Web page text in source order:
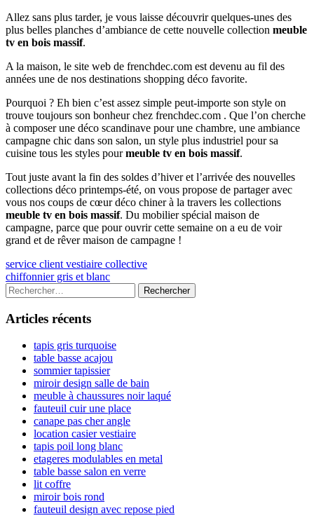
Allez sans plus tarder, je vous laisse découvrir quelques-unes des
plus belles planches d’ambiance de cette nouvelle collection meuble
tv en bois massif.
A la maison, le site web de frenchdec.com est devenu au fil des
années une de nos destinations shopping déco favorite.
Pourquoi ? Eh bien c’est assez simple peut-importe son style on
trouve toujours son bonheur chez frenchdec.com . Que l’on cherche
à composer une déco scandinave pour une chambre, une ambiance
campagne chic dans son salon, un style plus industriel pour sa
cuisine tous les styles pourmeuble tv en bois massif.
Tout juste avant la fin des soldes d’hiver et l’arrivée des nouvelles
collections déco printemps-été, on vous propose de partager avec
vous nos coups de cœur déco chiner à la travers les collections
meuble tv en bois massif. Du mobilier spécial maison de
campagne, parce que pour ouvrir cette semaine on a eu de voir
grand et de rêver maison de campagne !
Navigation
de
l’article
Previous
article:
service client vestiaire collective
Next
article:
chiffonnier gris et blanc
Colonne
latérale
principale
Rechercher :
Articles récents
tapis gris turquoise
table basse acajou
sommier tapissier
miroir design salle de bain
meuble à chaussures noir laqué
fauteuil cuir une place
canape pas cher angle
location casier vestiaire
tapis poil long blanc
etageres modulables en metal
table basse salon en verre
lit coffre
miroir bois rond
fauteuil design avec repose pied